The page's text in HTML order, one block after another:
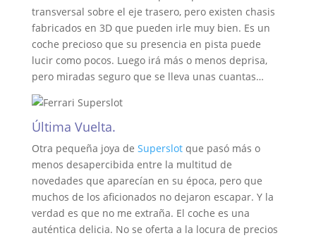
transversal sobre el eje trasero, pero existen chasis
fabricados en 3D que pueden irle muy bien. Es un
coche precioso que su presencia en pista puede
lucir como pocos. Luego irá más o menos deprisa,
pero miradas seguro que se lleva unas cuantas…
Última Vuelta.
Otra pequeña joya de Superslotque pasó más o
menos desapercibida entre la multitud de
novedades que aparecían en su época, pero que
muchos de los aficionados no dejaron escapar. Y la
verdad es que no me extraña. El coche es una
auténtica delicia. No se oferta a la locura de precios